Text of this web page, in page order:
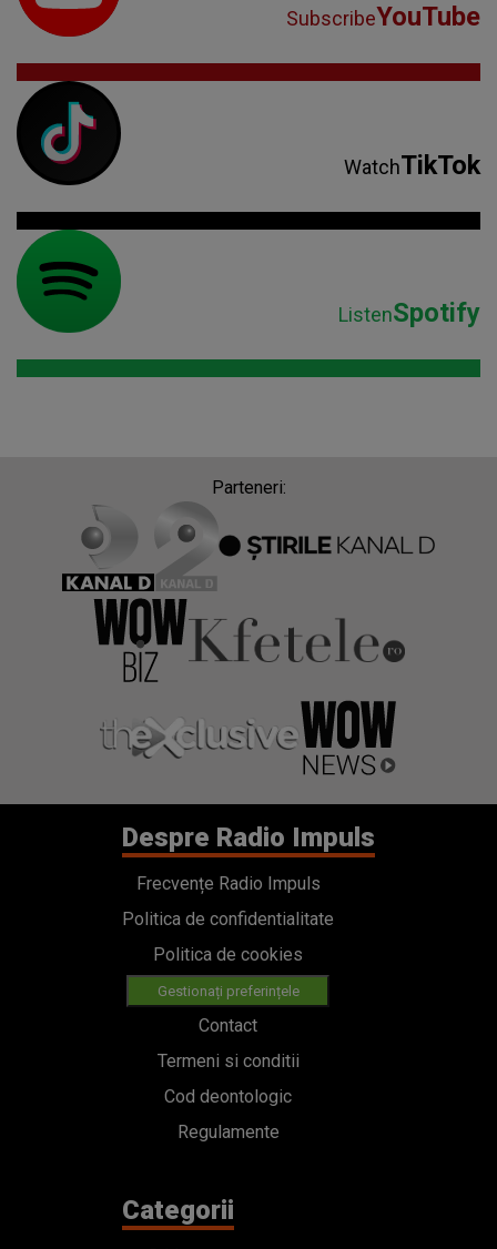
SubscribeYouTube
WatchTikTok
ListenSpotify
Parteneri:
Despre Radio Impuls
Frecvențe Radio Impuls
Politica de confidentialitate
Politica de cookies
Gestionați preferințele
Contact
Termeni si conditii
Cod deontologic
Regulamente
Categorii